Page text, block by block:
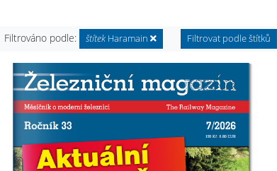
Filtrováno podle:
štítek Haramain Filtrovat podle štítků